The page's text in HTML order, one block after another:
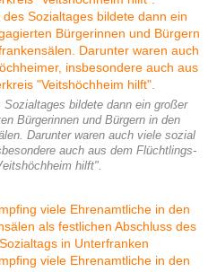
bildete dann ein großer
Bürgerinnen und Bürgern in den
Darunter waren auch viele sozial
auch aus dem Flüchtlings-
hilft".